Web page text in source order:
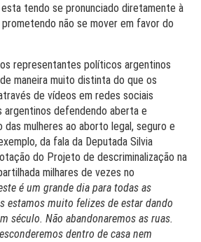
tendo se pronunciado diretamente à
não se mover em favor do
os representantes políticos argentinos
maneira muito distinta do que os
de vídeos em redes sociais
argentinos defendendo aberta e
mulheres ao aborto legal, seguro e
da fala da Deputada Silvia
do Projeto de descriminalização na
milhares de vezes no
é um grande dia para todas as
estamos muito felizes de estar dando
século. Não abandonaremos as ruas.
dentro de casa nem